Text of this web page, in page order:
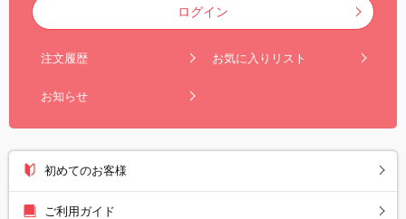
ログイン
注文履歴 お気に入りリスト
お知らせ
初めてのお客様
ご利用ガイド